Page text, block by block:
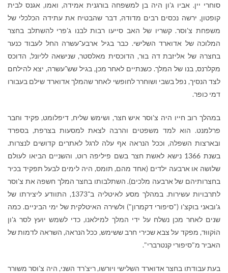
סוחרי יין. אביו ג'ון היה בן למשפחה בורגנית אמידה, ואמו, אגנס לבית
קופטון, ירשה נכסים רבים מדודהּ, דבר שהבטיח את עתידה הכלכלי של
משפחת צ'וסר. קשריו של האב סייעו רבות לבנו ג'פרי להשתלב בחצר
המלוכה של אדוארד השלישי. כבר בגיל ארבע־עשרה החל לעבוד כנער
בחצרהּ של אליזבת דה בוּר, הדוכסית מאלסטר, שנישאה לליונל, הדוכס
מקלרנס, בנו של המלך. כשנתיים לאחר מכן, בגיל שש־עשרה, יצא להילחם
לצד הנסיך, נפל בשבי ושוחרר לחופשי לאחר שהמלך אדוארד שילם בעבורו
דמי כופר.
במהלך רוב חייו היה צ'וסר איש חצר, ושימש שליח, דיפלומט, פקיד וחבר
פרלמנט. הוא למד משפטים והרבה לצאת למסעות בצרפת, בספרד
ובארצות השפלה, וככל הנראה אף עלה לרגל לאתרים קדושים לנצרות.
בשנת 1366 נישא לאשת חצר בשם פיליפה רוט, והשניים הביאו לעולם
שלושה או ארבעה ילדים (אחד מהם, תומס, היה לימים לבעל תפקיד בכיר
בחצרותיהם של ארבעה מלכים). השתלבותו בחצר המלך חשפה את צ'וסר
לתרבויות עשירות. במהלך מסע לאיטליה ב־1373, התוודע ליצירתו של
ג'ובאני בוקצ'ו ("סיפורי דקמרון") ולשירה האיטלקית של ימי הביניים. כמה
שנים לאחר מכן נשלח על ידי המלך למילאנו, כדי לשמש יועץ לסר ג'ון
הוֹקווּד, מפקד על צבא שכירי חרב ששימש, ככל הנראה, השראה לדמות של
האביר מ"סיפורי קנטרברי".
בעת עבודתו בחצר אדוארד השלישי ויורשו, ריצ'רד השני, היה צ'וסר משורר